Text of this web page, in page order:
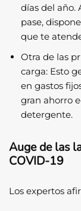
días del año.
pase,
que te
Otra de las
carga: Esto
en gastos
gran ahorro
detergente.
Auge de las
COVID-19
Los expertos